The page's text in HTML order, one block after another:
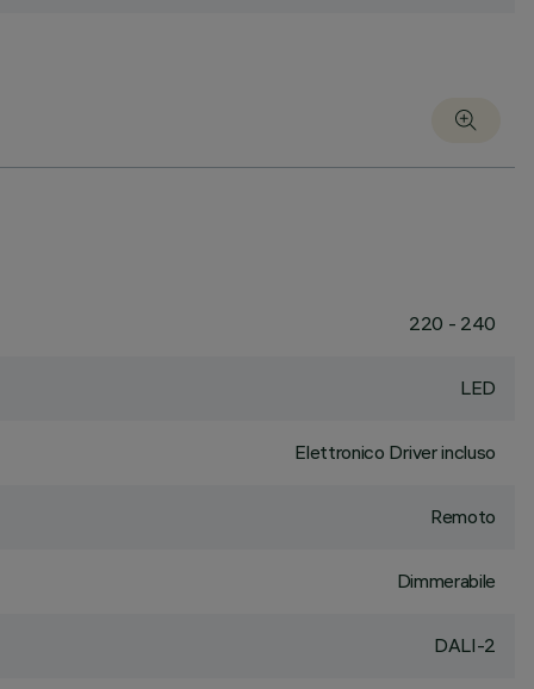
220 - 240
LED
Elettronico Driver incluso
Remoto
Dimmerabile
DALI-2